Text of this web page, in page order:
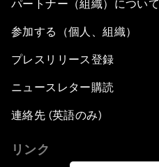
パートナー（組織）について
参加する（個人、組織）
プレスリリース登録
ニュースレター購読
連絡先 (英語のみ)
リンク